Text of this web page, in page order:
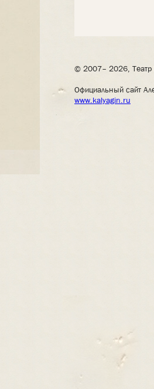
© 2007– 2026, Театр
Официальный сайт
www.kalyagin.ru